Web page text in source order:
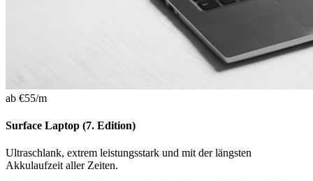
ab €55/m
Surface Laptop (7. Edition)
Ultraschlank, extrem leistungsstark und mit der längsten
Akkulaufzeit aller Zeiten.